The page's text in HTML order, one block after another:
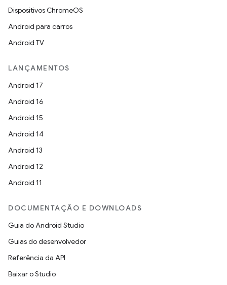
Dispositivos ChromeOS
Android para carros
Android TV
LANÇAMENTOS
Android 17
Android 16
Android 15
Android 14
Android 13
Android 12
Android 11
DOCUMENTAÇÃO E DOWNLOADS
Guia do Android Studio
Guias do desenvolvedor
Referência da API
Baixar o Studio